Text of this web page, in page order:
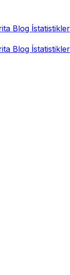
Blog İstatistikler
Blog İstatistikler